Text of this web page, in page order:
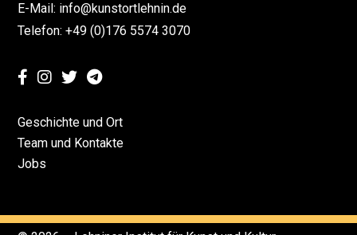
E-Mail: info@kunstortlehnin.de
Telefon: +49 (0)176 5574 3070
Geschichte und Ort
Team und Kontakte
Jobs